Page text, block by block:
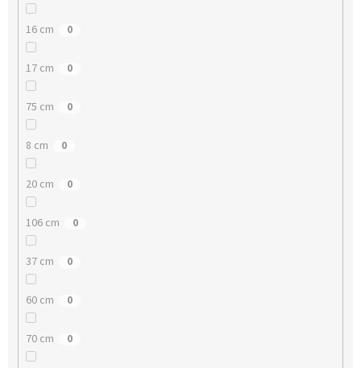
16 cm 0
17 cm 0
75 cm 0
8 cm 0
20 cm 0
106 cm 0
37 cm 0
60 cm 0
70 cm 0